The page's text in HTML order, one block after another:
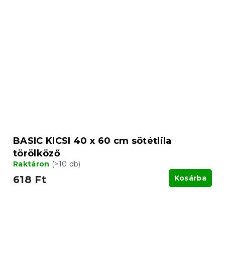
BASIC KICSI 40 x 60 cm sötétlila
törölköző
Raktáron (>10 db)
618 Ft Kosárba